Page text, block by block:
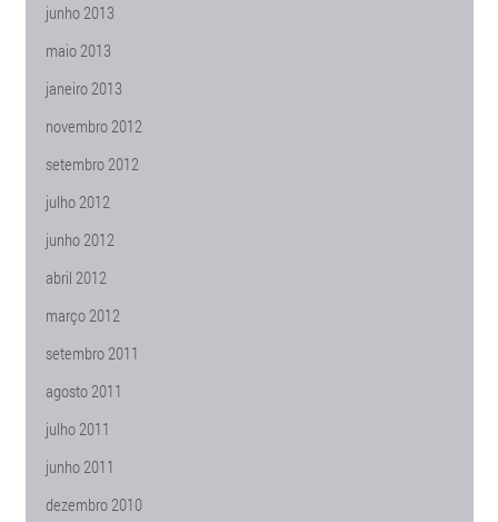
junho 2013
maio 2013
janeiro 2013
novembro 2012
setembro 2012
julho 2012
junho 2012
abril 2012
março 2012
setembro 2011
agosto 2011
julho 2011
junho 2011
dezembro 2010